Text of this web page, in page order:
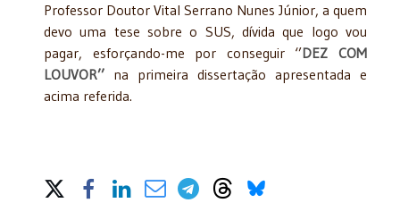
Professor Doutor Vital Serrano Nunes Júnior, a quem
devo uma tese sobre o SUS, dívida que logo vou
pagar, esforçando-me por conseguir ‘’DEZ COM
LOUVOR’’ na primeira dissertação apresentada e
acima referida.
Share on Social Media